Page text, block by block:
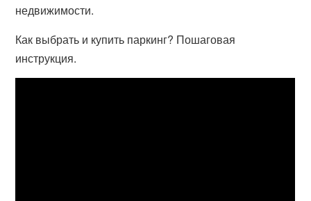
недвижимости.
Как выбрать и купить паркинг? Пошаговая
инструкция.